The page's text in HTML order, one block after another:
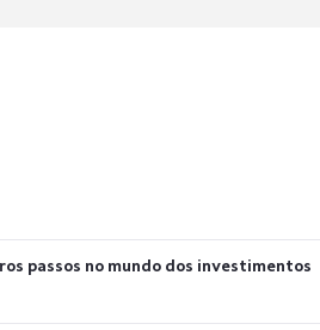
passos no mundo dos investimentos